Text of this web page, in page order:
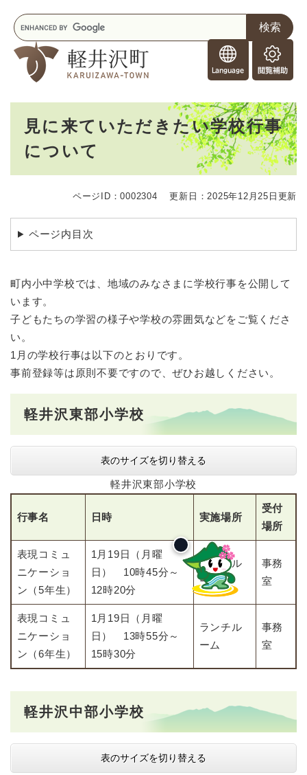
o
r
e
i
g
n
e
s
閲
覧
助
キ
ー
ワ
見に来ていただきたい学校行事
について
ページID：0002304 更新日：2025年12月25日更新
ページ内目次
町内小中学校では、地域のみなさまに学校行事を公開して
います。
子どもたちの学習の様子や学校の雰囲気などをご覧くださ
い。
1月の学校行事は以下のとおりです。
事前登録等は原則不要ですので、ぜひお越しください。
軽井沢東部小学校
表のサイズを切り替える
軽井沢東部小学校
行事名 日時 実施場所
受付
場所
表現コミュ
ニケーショ
ン（5年生）
1月19日（月曜
日） 10時45分～
12時20分
ランチル
ーム
事務
室
表現コミュ
ニケーショ
ン（6年生）
1月19日（月曜
日） 13時55分～
15時30分
ランチル
ーム
事務
室
軽井沢中部小学校
表のサイズを切り替える